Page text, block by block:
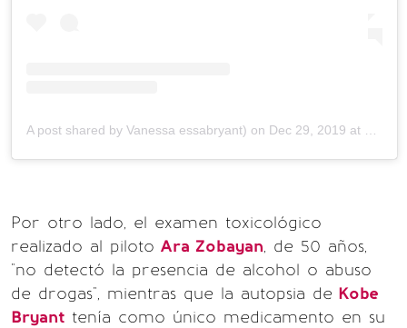
A post shared by Vanessa essabryant) on Dec 29, 2019 at 7:54pm PST
Por otro lado, el examen toxicológico
realizado al piloto Ara Zobayan, de 50 años,
"no detectó la presencia de alcohol o abuso
de drogas", mientras que la autopsia de Kobe
Bryant tenía como único medicamento en su